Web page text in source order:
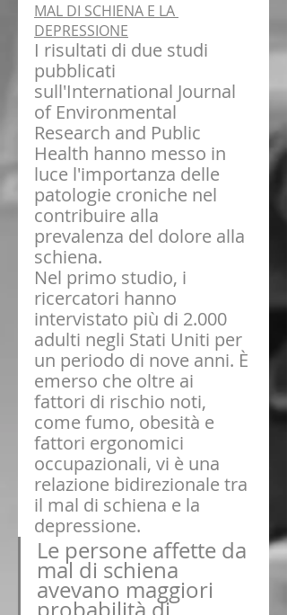
MAL DI SCHIENA E LA
DEPRESSIONE
I risultati di due studi
pubblicati
sull'International Journal
of Environmental
Research and Public
Health hanno messo in
luce l'importanza delle
patologie croniche nel
contribuire alla
prevalenza del dolore alla
schiena.
Nel primo studio, i
ricercatori hanno
intervistato più di 2.000
adulti negli Stati Uniti per
un periodo di nove anni. È
emerso che oltre ai
fattori di rischio noti,
come fumo, obesità e
fattori ergonomici
occupazionali, vi è una
relazione bidirezionale tra
il mal di schiena e la
depressione.
Le persone affette da
mal di schiena
avevano maggiori